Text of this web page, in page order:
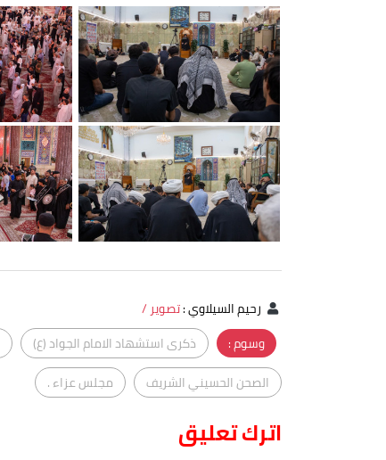
رحيم السيلاوي:تصوير /
وسوم :
ذكرى استشهاد الامام الجواد (ع)
الصحن الحسيني الشريف
مجلس عزاء .
اترك تعليق